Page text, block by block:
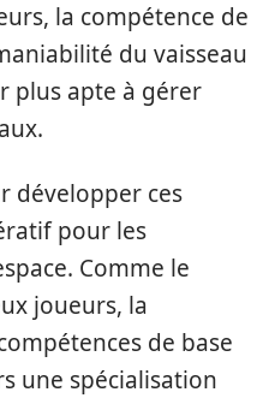
la compétence de
du vaisseau
plus apte à gérer
développer ces
pour les
Comme le
joueurs, la
de base
une spécialisation